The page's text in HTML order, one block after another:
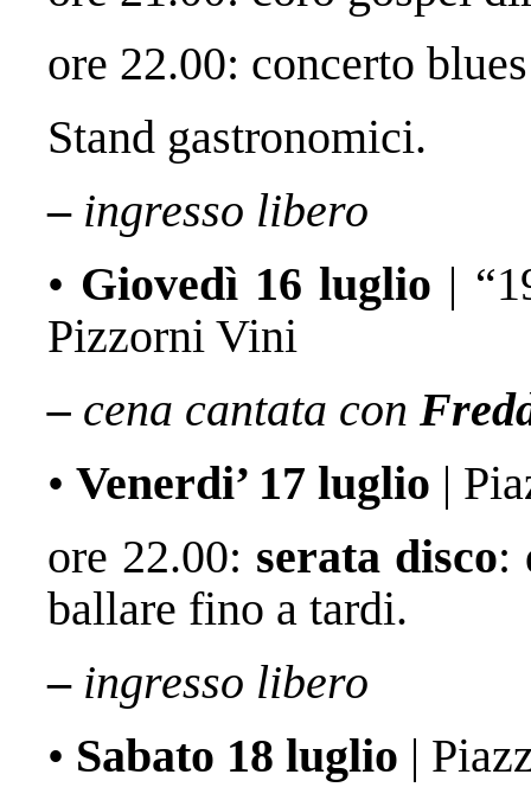
ore 22.00: concerto
Stand gastronomici.
– ingresso libero
• Giovedì 16 luglio |
Pizzorni Vini
– cena cantata con
• Venerdi’ 17 luglio |
ore 22.00: serata disco:
ballare fino a tardi.
– ingresso libero
• Sabato 18 luglio |